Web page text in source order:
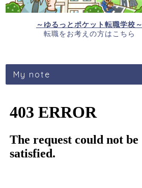
～ゆるっとポケット転職学校～
転職をお考えの方はこちら
My note